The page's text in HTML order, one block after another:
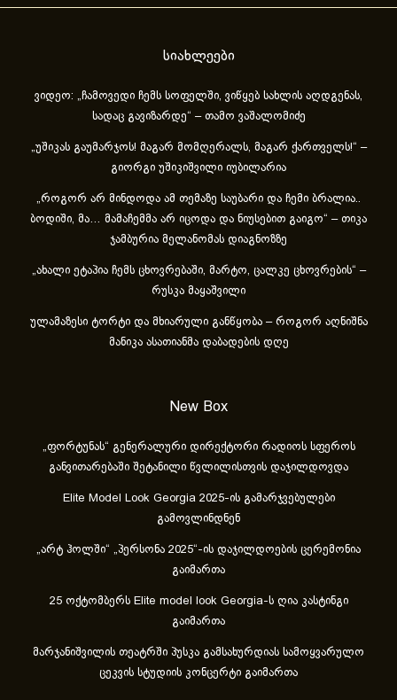
სიახლეები
ვიდეო: „ჩამოვედი ჩემს სოფელში, ვიწყებ სახლის აღდგენას,
სადაც გავიზარდე“ – თამო ვაშალომიძე
„უშიკას გაუმარჯოს! მაგარ მომღერალს, მაგარ ქართველს!“ –
გიორგი უშიკიშვილი იუბილარია
„როგორ არ მინდოდა ამ თემაზე საუბარი და ჩემი ბრალია..
ბოდიში, მა… მამაჩემმა არ იცოდა და ნიუსებით გაიგო“ – თიკა
ჯამბურია მელანომას დიაგნოზზე
„ახა­ლი ეტა­პია ჩემს ცხოვ­რე­ბა­ში, მარ­ტო, ცალ­კე ცხოვ­რე­ბის“ –
რუსკა მაყაშვილი
ულამაზესი ტორტი და მხიარული განწყობა – როგორ აღნიშნა
მანიკა ასათიანმა დაბადების დღე
New Box
„ფორტუნას“ გენერალური დირექტორი რადიოს სფეროს
განვითარებაში შეტანილი წვლილისთვის დაჯილდოვდა
Elite Model Look Georgia 2025-ის გამარჯვებულები
გამოვლინდნენ
„არტ ჰოლში“ „პერსონა 2025“-ის დაჯილდოების ცერემონია
გაიმართა
25 ოქტომბერს Elite model look Georgia-ს ღია კასტინგი
გაიმართა
მარჯანიშვილის თეატრში პუსკა გამსახურდიას სამოყვარულო
ცეკვის სტუდიის კონცერტი გაიმართა